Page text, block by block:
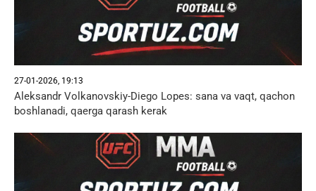
27-01-2026, 19:13
Aleksandr Volkanovskiy-Diego Lopes: sana va vaqt, qachon
boshlanadi, qaerga qarash kerak